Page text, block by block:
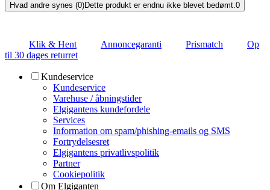
Hvad andre synes (0)Dette produkt er endnu ikke blevet bedømt.0
Klik & Hent Annoncegaranti Prismatch
Op
til 30 dages returret
Kundeservice
Kundeservice
Varehuse / åbningstider
Elgigantens kundefordele
Services
Information om spam/phishing-emails og SMS
Fortrydelsesret
Elgigantens privatlivspolitik
Partner
Cookiepolitik
Om Elgiganten